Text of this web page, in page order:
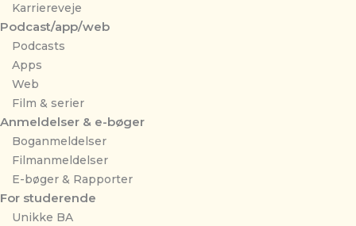
Karriereveje
Podcast/app/web
Podcasts
Apps
Web
Film & serier
Anmeldelser & e-bøger
Boganmeldelser
Filmanmeldelser
E-bøger & Rapporter
For studerende
Unikke BA